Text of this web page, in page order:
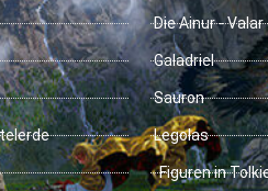
Die Ainur - Valar
Galadriel
Sauron
Legolas
Figuren in